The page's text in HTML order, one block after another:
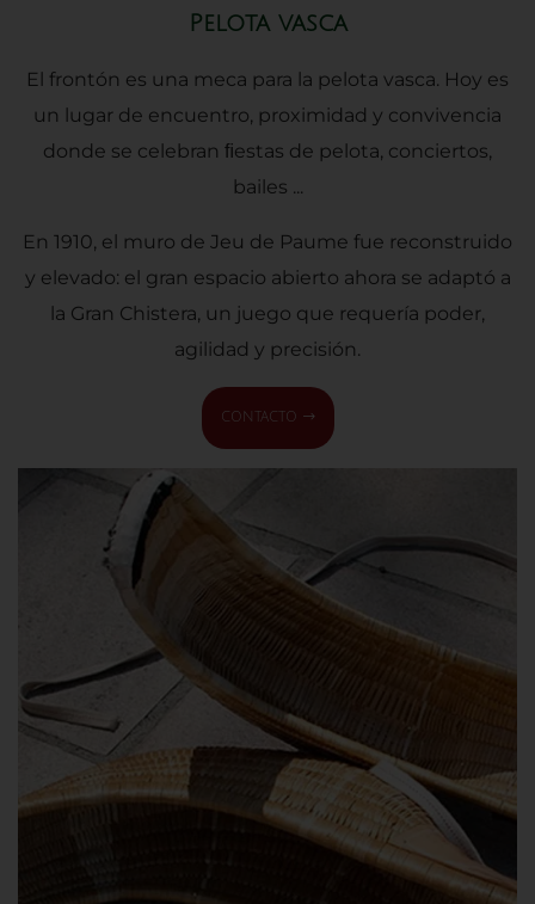
Pelota vasca
El frontón es una meca para la pelota vasca. Hoy es
un lugar de encuentro, proximidad y convivencia
donde se celebran ﬁestas de pelota, conciertos,
bailes ...
En 1910, el muro de Jeu de Paume fue reconstruido
y elevado: el gran espacio abierto ahora se adaptó a
la Gran Chistera, un juego que requería poder,
agilidad y precisión.
CONTACTO